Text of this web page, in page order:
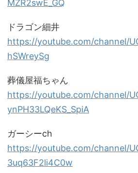
MZR2swE_GQ
ドラゴン細井
https://youtube.com/channel/
hSWreySg
葬儀屋福ちゃん
https://youtube.com/channel/
ynPH33LQeKS_SpiA
ガーシーch
https://youtube.com/channel/
3uq63F2li4C0w